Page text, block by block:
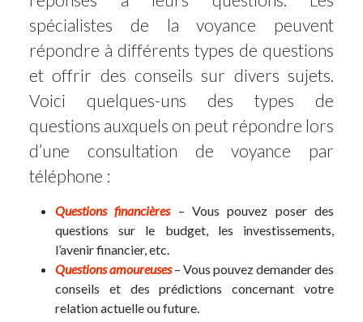
spécialistes de la voyance peuvent
répondre à différents types de questions
et offrir des conseils sur divers sujets.
Voici quelques-uns des types de
questions auxquels on peut répondre lors
d’une consultation de voyance par
téléphone :
Questions financières– Vous pouvez poser des
questions sur le budget, les investissements,
l’avenir financier, etc.
Questions amoureuses– Vous pouvez demander des
conseils et des prédictions concernant votre
relation actuelle ou future.